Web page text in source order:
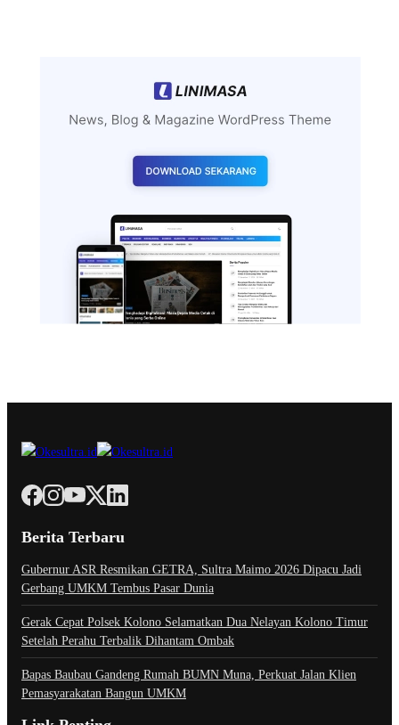
Berita Terbaru
Gubernur ASR Resmikan GETRA, Sultra Maimo 2026 Dipacu Jadi
Gerbang UMKM Tembus Pasar Dunia
Gerak Cepat Polsek Kolono Selamatkan Dua Nelayan Kolono Timur
Setelah Perahu Terbalik Dihantam Ombak
Bapas Baubau Gandeng Rumah BUMN Muna, Perkuat Jalan Klien
Pemasyarakatan Bangun UMKM